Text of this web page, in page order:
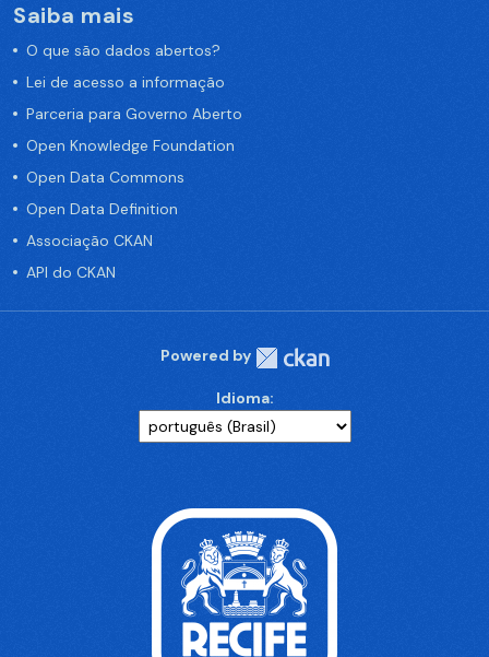
Saiba mais
O que são dados abertos?
Lei de acesso a informação
Parceria para Governo Aberto
Open Knowledge Foundation
Open Data Commons
Open Data Definition
Associação CKAN
API do CKAN
Powered by
Idioma